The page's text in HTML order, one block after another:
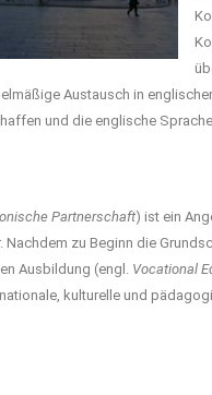
Austausch in
und die englische
Partnerschaft) ist ein
Nachdem zu Beginn die
Ausbildung (engl. Vocational
kulturelle und